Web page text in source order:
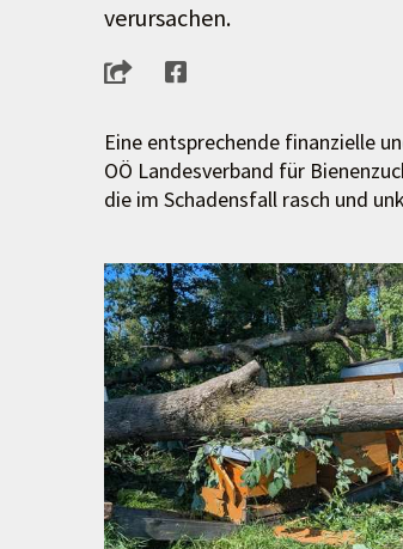
verursachen.
Eine entsprechende finanzielle
OÖ Landesverband für
die im Schadensfall rasch und